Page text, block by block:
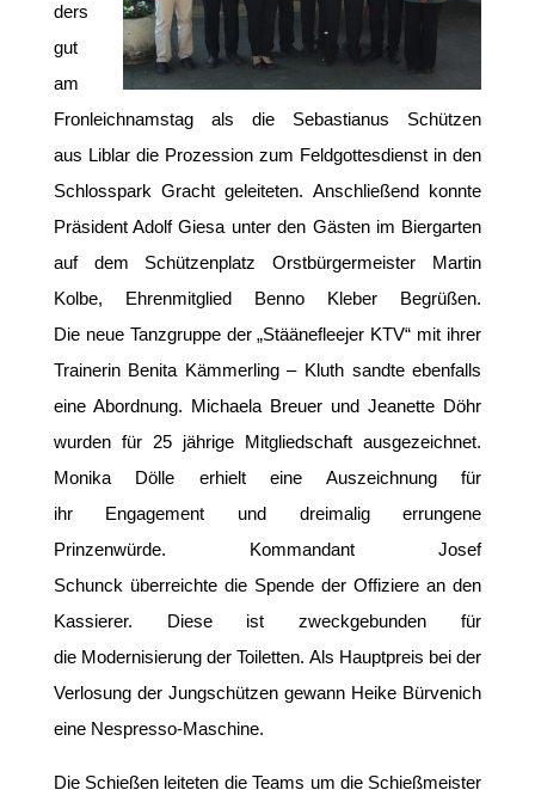
ders
gut
am
Fronleichnamstag als die Sebastianus Schützen
aus Liblar die Prozession zum Feldgottesdienst in den
Schlosspark Gracht geleiteten. Anschließend konnte
Präsident Adolf Giesa unter den Gästen im Biergarten
auf dem Schützenplatz Orstbürgermeister Martin
Kolbe, Ehrenmitglied Benno Kleber Begrüßen.
Die neue Tanzgruppe der „Stäänefleejer KTV“ mit ihrer
Trainerin Benita Kämmerling – Kluth sandte ebenfalls
eine Abordnung. Michaela Breuer und Jeanette Döhr
wurden für 25 jährige Mitgliedschaft ausgezeichnet.
Monika Dölle erhielt eine Auszeichnung für
ihr Engagement und dreimalig errungene
Prinzenwürde. Kommandant Josef
Schunck überreichte die Spende der Offiziere an den
Kassierer. Diese ist zweckgebunden für
die Modernisierung der Toiletten. Als Hauptpreis bei der
Verlosung der Jungschützen gewann Heike Bürvenich
eine Nespresso-Maschine.
Die Schießen leiteten die Teams um die Schießmeister